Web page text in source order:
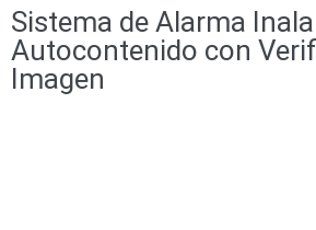
Ethernet y
FibraAccesorios
para
Computadora
Sistema de Alarma
Autocontenido con
Imagen